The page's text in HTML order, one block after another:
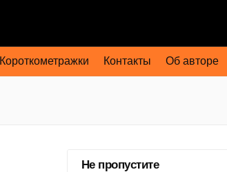
Короткометражки Контакты Об авторе
Не пропустите